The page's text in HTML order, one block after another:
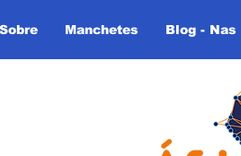
Sobre Manchetes Blog - Nas